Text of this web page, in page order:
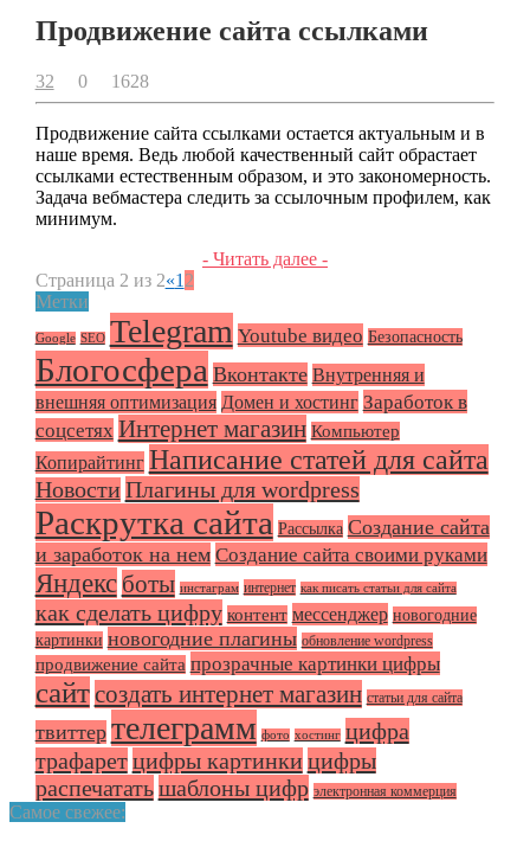
Продвижение сайта ссылками
32 0 1628
Продвижение сайта ссылками остается актуальным и в
наше время. Ведь любой качественный сайт обрастает
ссылками естественным образом, и это закономерность.
Задача вебмастера следить за ссылочным профилем, как
минимум.
- Читать далее -
Страница 2 из 2«1 2
Метки
Google SEO Telegram Youtube видео Безопасность
Блогосфера Вконтакте Внутренняя и
внешняя оптимизация Домен и хостинг Заработок в
соцсетях Интернет магазин Компьютер
Копирайтинг Написание статей для сайта
Новости Плагины для wordpress
Раскрутка сайта Рассылка Создание сайта
и заработок на нем Создание сайта своими руками
Яндекс боты инстаграм интернет как писать статьи для сайта
как сделать цифру контент мессенджер новогодние
картинки новогодние плагины обновление wordpress
продвижение сайта прозрачные картинки цифры
сайтсоздать интернет магазин статьи для сайта
твиттер телеграмм фото хостинг цифра
трафарет цифры картинки цифры
распечатать шаблоны цифр электронная коммерция
Самое свежее: